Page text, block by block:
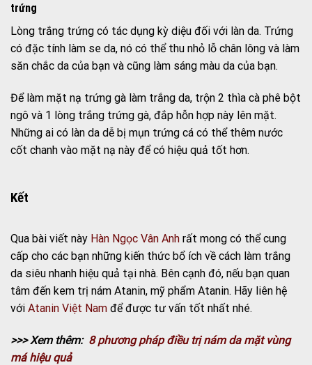
trứng
Lòng trắng trứng có tác dụng kỳ diệu đối với làn da. Trứng
có đặc tính làm se da, nó có thể thu nhỏ lỗ chân lông và làm
săn chắc da của bạn và cũng làm sáng màu da của bạn.
Để làm mặt nạ trứng gà làm trắng da, trộn 2 thìa cà phê bột
ngô và 1 lòng trắng trứng gà, đắp hỗn hợp này lên mặt.
Những ai có làn da dễ bị mụn trứng cá có thể thêm nước
cốt chanh vào mặt nạ này để có hiệu quả tốt hơn.
Kết
Qua bài viết này Hàn Ngọc Vân Anh rất mong có thể cung
cấp cho các bạn những kiến thức bổ ích về cách làm trắng
da siêu nhanh hiệu quả tại nhà. Bên cạnh đó, nếu bạn quan
tâm đến kem trị nám Atanin, mỹ phẩm Atanin. Hãy liên hệ
với Atanin Việt Nam để được tư vấn tốt nhất nhé.
>>> Xem thêm:8 phương pháp điều trị nám da mặt vùng
má hiệu quả